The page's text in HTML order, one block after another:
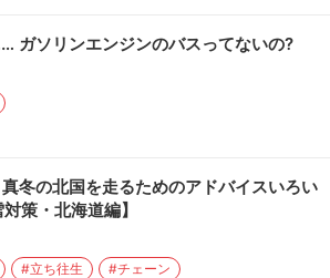
ガソリンエンジンのバスってないの?
冬の北国を走るためのアドバイスいろい
策・北海道編】
#立ち往生 #チェーン